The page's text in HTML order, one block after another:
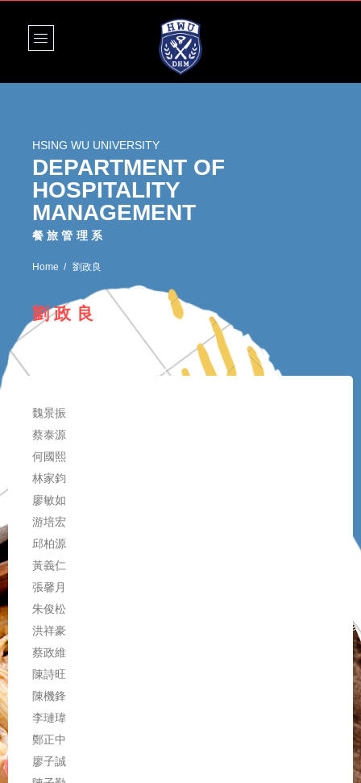
HSING WU UNIVERSITY
DEPARTMENT OF
HOSPITALITY
MANAGEMENT
餐旅管理系
Home 劉政良
劉政良
魏景振
蔡泰源
何國熙
林家鈞
廖敏如
游培宏
邱柏源
黃義仁
張馨月
朱俊松
洪祥豪
蔡政維
陳詩旺
陳機鋒
李璉瑋
鄭正中
廖子誠